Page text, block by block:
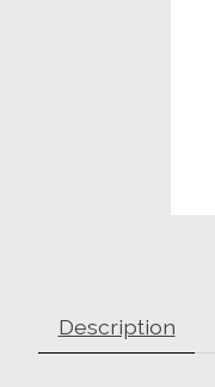
Description